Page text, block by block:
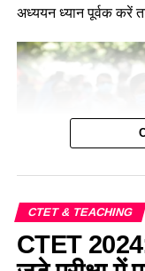
अध्ययन ध्यान पूर्वक करें
CTET & TEACHING
CTET